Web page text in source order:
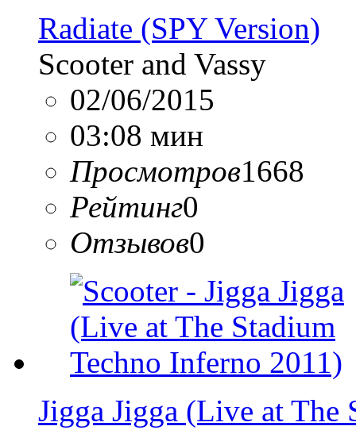
Radiate (SPY Version)
Scooter and Vassy
02/06/2015
03:08 мин
Просмотров1668
Рейтинг0
Отзывов0
Jigga Jigga (Live at The